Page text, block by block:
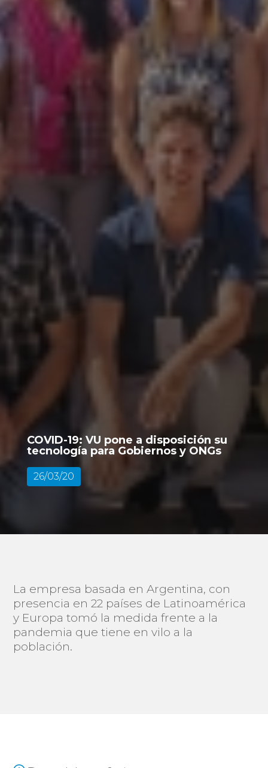
COVID-19: VU pone a disposición su
tecnología para Gobiernos y ONGs
26/03/20
La empresa basada en Argentina, con
presencia en 22 países de Latinoamérica
y Europa tomó la medida frente a la
pandemia que tiene en vilo a la
población.